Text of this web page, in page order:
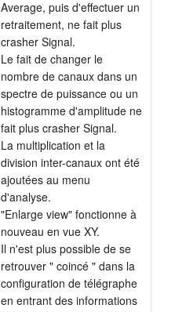
Average, puis d'effectuer un
retraitement, ne fait plus
crasher Signal.
Le fait de changer le
nombre de canaux dans un
spectre de puissance ou un
histogramme d'amplitude ne
fait plus crasher Signal.
La multiplication et la
division inter-canaux ont été
ajoutées au menu
d'analyse.
"Enlarge view" fonctionne à
nouveau en vue XY.
Il n'est plus possible de se
retrouver " coincé " dans la
configuration de télégraphe
en entrant des informations